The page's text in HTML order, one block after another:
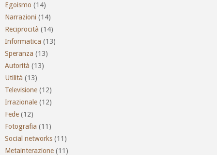
Egoismo (14)
Narrazioni (14)
Reciprocità (14)
Informatica (13)
Speranza (13)
Autorità (13)
Utilità (13)
Televisione (12)
Irrazionale (12)
Fede (12)
Fotografia (11)
Social networks (11)
Metainterazione (11)